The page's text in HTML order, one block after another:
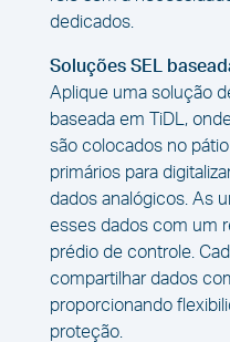
dedicados.
Soluções SEL
Aplique uma solução
baseada em TiDL,
são colocados no
primários para
dados analógicos. As
esses dados com um
prédio de controle.
compartilhar dados
proporcionando
proteção.